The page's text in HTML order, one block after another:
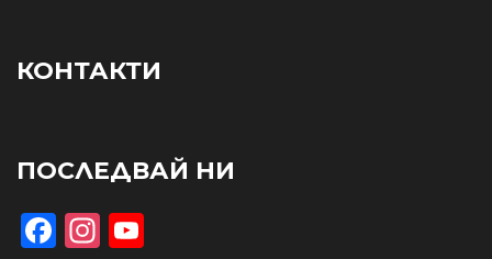
КОНТАКТИ
ПОСЛЕДВАЙ НИ
Facebook
Instagram